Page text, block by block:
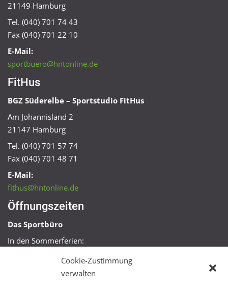
Cookie-Zustimmung
verwalten
21149 Hamburg
Tel. (040) 701 74 43
Fax (040) 701 22 10
E-Mail:
sportbuero@hntonline.de
FitHus
BGZ Süderelbe – Sportstudio FitHus
Am Johannisland 2
21147 Hamburg
Tel. (040) 701 57 74
Fax (040) 701 48 71
E-Mail:
fithus@hntonline.de
Öffnungszeiten
Das Sportbüro
In den Sommerferien:
Mo + Mi 16:00 – 18:00 Uhr